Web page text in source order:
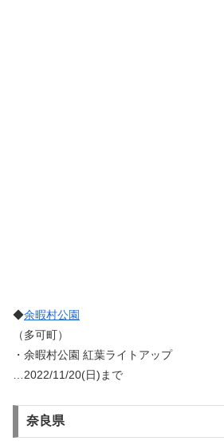
◆余暇村公園
（多可町）
・余暇村公園 紅葉ライトアップ
…2022/11/20(日)まで
奈良県